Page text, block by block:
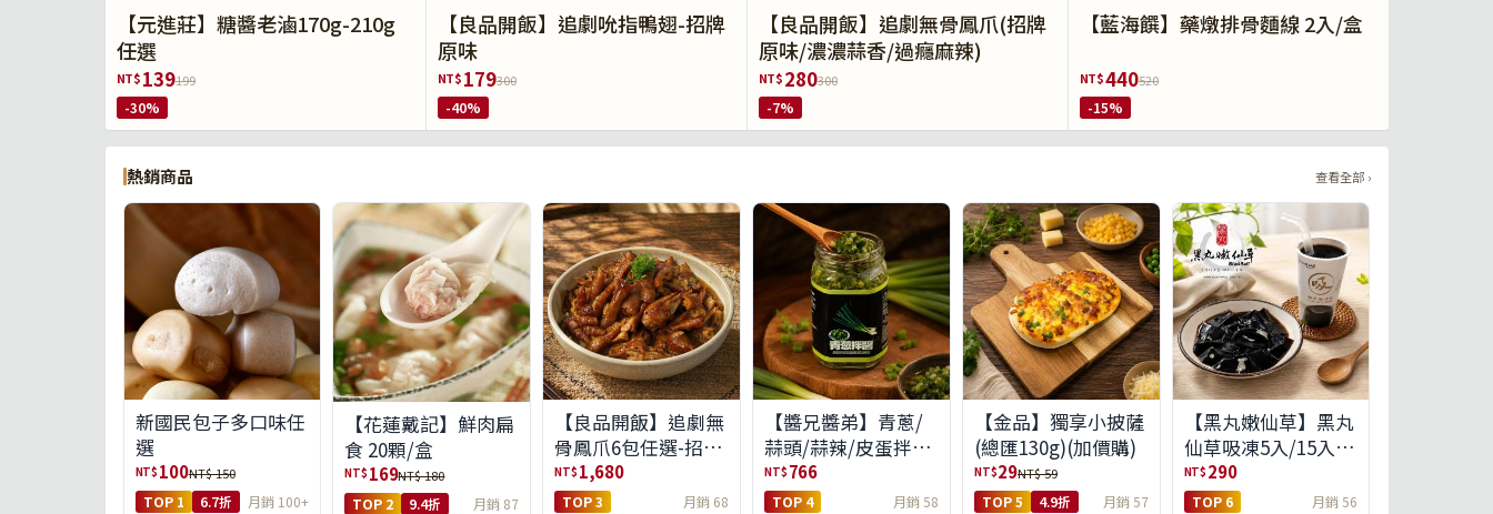
【元進莊】糖醬老滷170g-210g
任選
NT$139199
-30%
【良品開飯】追劇吮指鴨翅-招牌
原味
NT$179300
-40%
【良品開飯】追劇無骨鳳爪(招牌
原味/濃濃蒜香/過癮麻辣)
NT$280300
-7%
【藍海饌】藥燉排骨麵線 2入/盒
NT$440520
-15%
熱銷商品 查看全部 ›
新國民包子多口味任
選
NT$ 100NT$ 150
TOP 1 6.7折 月銷 100+
【花蓮戴記】鮮肉扁
食 20顆/盒
NT$ 169NT$ 180
TOP 2 9.4折 月銷 87
【良品開飯】追劇無
骨鳳爪6包任選-招牌
原味/濃濃蒜香/過癮
麻辣(免運組)
NT$ 1,680
TOP 3 月銷 68
【醬兄醬弟】青蔥/
蒜頭/蒜辣/皮蛋拌醬
4件任選(免運組)
NT$ 766
TOP 4 月銷 58
【金品】獨享小披薩
(總匯130g)(加價購)
NT$29NT$ 59
TOP 5 4.9折 月銷 57
【黑丸嫩仙草】黑丸
仙草吸凍5入/15入
(免運)(預購中8/14出
貨)
NT$ 290
TOP 6 月銷 56